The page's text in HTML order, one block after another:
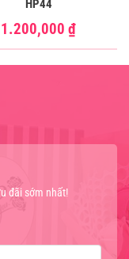
HP44
1.200,000 ₫
đãi sớm nhất!